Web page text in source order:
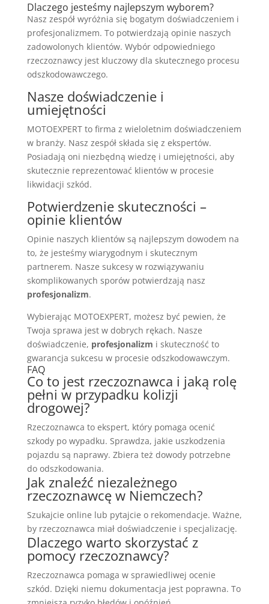
Dlaczego jesteśmy najlepszym wyborem?
Nasz zespół wyróżnia się bogatym doświadczeniem i
profesjonalizmem. To potwierdzają opinie naszych
zadowolonych klientów. Wybór odpowiedniego
rzeczoznawcy jest kluczowy dla skutecznego procesu
odszkodowawczego.
Nasze doświadczenie i
umiejętności
MOTOEXPERT to firma z wieloletnim doświadczeniem
w branży. Nasz zespół składa się z ekspertów.
Posiadają oni niezbędną wiedzę i umiejętności, aby
skutecznie reprezentować klientów w procesie
likwidacji szkód.
Potwierdzenie skuteczności –
opinie klientów
Opinie naszych klientów są najlepszym dowodem na
to, że jesteśmy wiarygodnym i skutecznym
partnerem. Nasze sukcesy w rozwiązywaniu
skomplikowanych sporów potwierdzają nasz
profesjonalizm.
Wybierając MOTOEXPERT, możesz być pewien, że
Twoja sprawa jest w dobrych rękach. Nasze
doświadczenie, profesjonalizm i skuteczność to
gwarancja sukcesu w procesie odszkodowawczym.
FAQ
Co to jest rzeczoznawca i jaką rolę
pełni w przypadku kolizji
drogowej?
Rzeczoznawca to ekspert, który pomaga ocenić
szkody po wypadku. Sprawdza, jakie uszkodzenia
pojazdu są naprawy. Zbiera też dowody potrzebne
do odszkodowania.
Jak znaleźć niezależnego
rzeczoznawcę w Niemczech?
Szukajcie online lub pytajcie o rekomendacje. Ważne,
by rzeczoznawca miał doświadczenie i specjalizację.
Dlaczego warto skorzystać z
pomocy rzeczoznawcy?
Rzeczoznawca pomaga w sprawiedliwej ocenie
szkód. Dzięki niemu dokumentacja jest poprawna. To